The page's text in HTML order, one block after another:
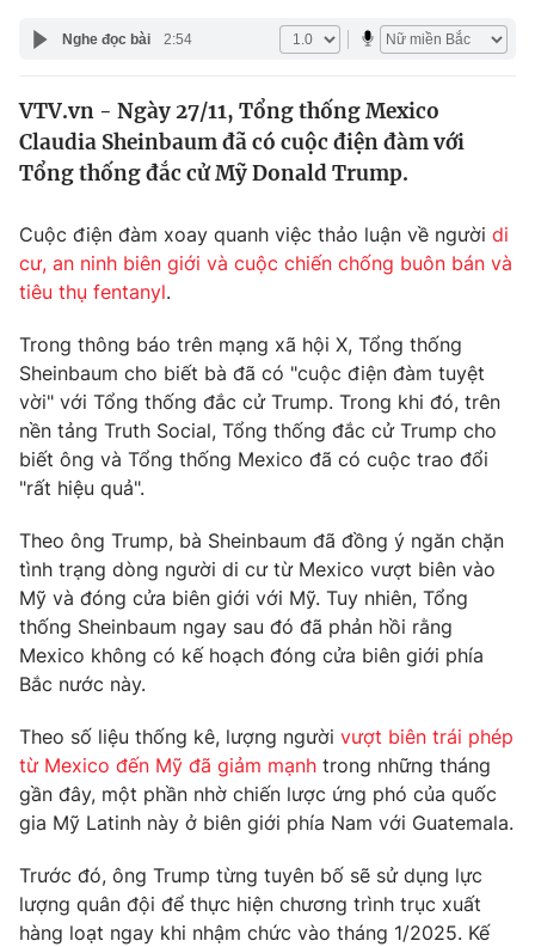
Tin tức
Thế giới đó đây
Kinh tế
Tài chính
Thị trường
Góc doanh nghiệp
Truyền hình
Phim VTV
Hậu trường
Nhân vật
Khán giả
Giải trí
Điện ảnh
Âm nhạc
Sao
Đời sống
Du lịch
Chất lượng cuộc sống
Giáo dục
Tuyển sinh
Học trực tuyến
Công nghệ
Hitech Công nghệ tương lai
Sản phẩm
Tư vấn
Giao lưu trực tuyến
Lịch phát sóng
Chuyên mục khác
Emagazine Podcast
Photo Infographic
Nghe đọc bài 2:54
VTV.vn - Ngày 27/11, Tổng thống Mexico
Claudia Sheinbaum đã có cuộc điện đàm với
Tổng thống đắc cử Mỹ Donald Trump.
Cuộc điện đàm xoay quanh việc thảo luận về người di
cư, an ninh biên giới và cuộc chiến chống buôn bán và
tiêu thụ fentanyl.
Trong thông báo trên mạng xã hội X, Tổng thống
Sheinbaum cho biết bà đã có "cuộc điện đàm tuyệt
vời" với Tổng thống đắc cử Trump. Trong khi đó, trên
nền tảng Truth Social, Tổng thống đắc cử Trump cho
biết ông và Tổng thống Mexico đã có cuộc trao đổi
"rất hiệu quả".
Theo ông Trump, bà Sheinbaum đã đồng ý ngăn chặn
tình trạng dòng người di cư từ Mexico vượt biên vào
Mỹ và đóng cửa biên giới với Mỹ. Tuy nhiên, Tổng
thống Sheinbaum ngay sau đó đã phản hồi rằng
Mexico không có kế hoạch đóng cửa biên giới phía
Bắc nước này.
Theo số liệu thống kê, lượng người vượt biên trái phép
từ Mexico đến Mỹ đã giảm mạnh trong những tháng
gần đây, một phần nhờ chiến lược ứng phó của quốc
gia Mỹ Latinh này ở biên giới phía Nam với Guatemala.
Trước đó, ông Trump từng tuyên bố sẽ sử dụng lực
lượng quân đội để thực hiện chương trình trục xuất
hàng loạt ngay khi nhậm chức vào tháng 1/2025. Kế